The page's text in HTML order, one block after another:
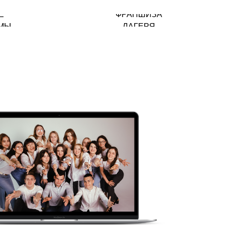
ФРАНШИЗА
ЛАГЕРЯ